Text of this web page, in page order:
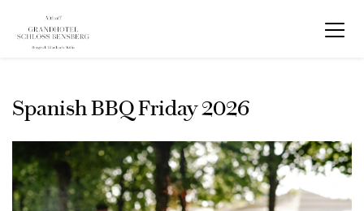
Spanish BBQ Friday 2026